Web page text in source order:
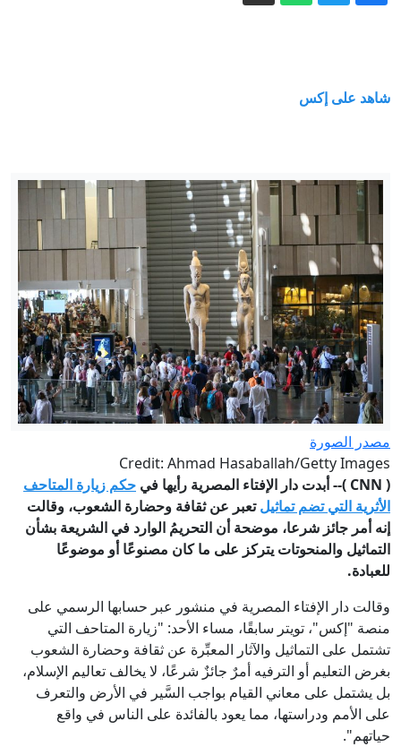
للدفاع المشترك
بعد 5 أشهر في الظل.. إيران تنشر أول
فيديو لمجتبى خامنئي
إيران مباشر.. اتفاق وشيك بين طهران
ومسقط والحرس الثوري يشترط لفتح
هرمز
شاهد على إكس
مصدر الصورة
Credit: Ahmad Hasaballah/Getty Images
(
CNN )-- أبدت دار الإفتاء المصرية رأيها في حكم زيارة المتاحف
الأثرية التيتضمتماثيل تعبر عن ثقافة وحضارة الشعوب، وقالت
إنه أمر جائز شرعا، موضحة أن التحريمُ الوارد في الشريعة بشأن
التماثيل والمنحوتات يتركز على ما كان مصنوعًا أو موضوعًا
للعبادة.
وقالت دار الإفتاء المصرية في منشور عبر حسابها الرسمي على
منصة "إكس"، تويتر سابقًا، مساء الأحد: "زيارة المتاحف التي
تشتمل على التماثيل والآثار المعبِّرة عن ثقافة وحضارة الشعوب
بغرض التعليم أو الترفيه أمرٌ جائزٌ شرعًا، لا يخالف تعاليم الإسلام،
بل يشتمل على معاني القيام بواجب السَّير في الأرض والتعرف
على الأمم ودراستها، مما يعود بالفائدة على الناس في واقع
حياتهم".